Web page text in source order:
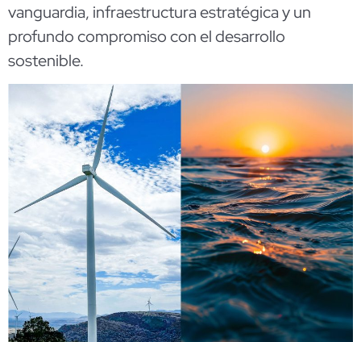
vanguardia, infraestructura estratégica y un
profundo compromiso con el desarrollo
sostenible.